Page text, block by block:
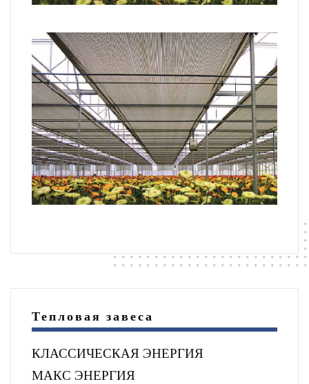
Тепловая завеса
КЛАССИЧЕСКАЯ ЭНЕРГИЯ
МАКС ЭНЕРГИЯ